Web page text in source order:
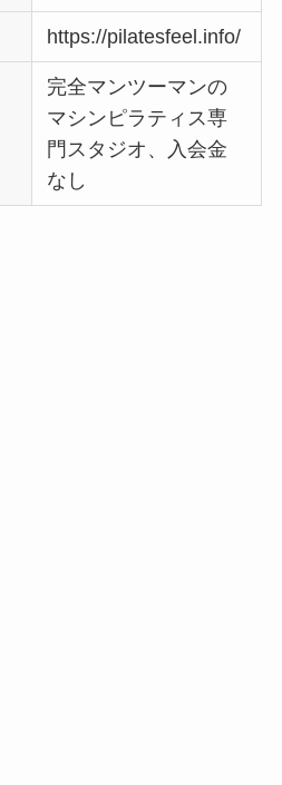
https://pilatesfeel.info/
完全マンツーマンの
マシンピラティス専
門スタジオ、入会金
なし